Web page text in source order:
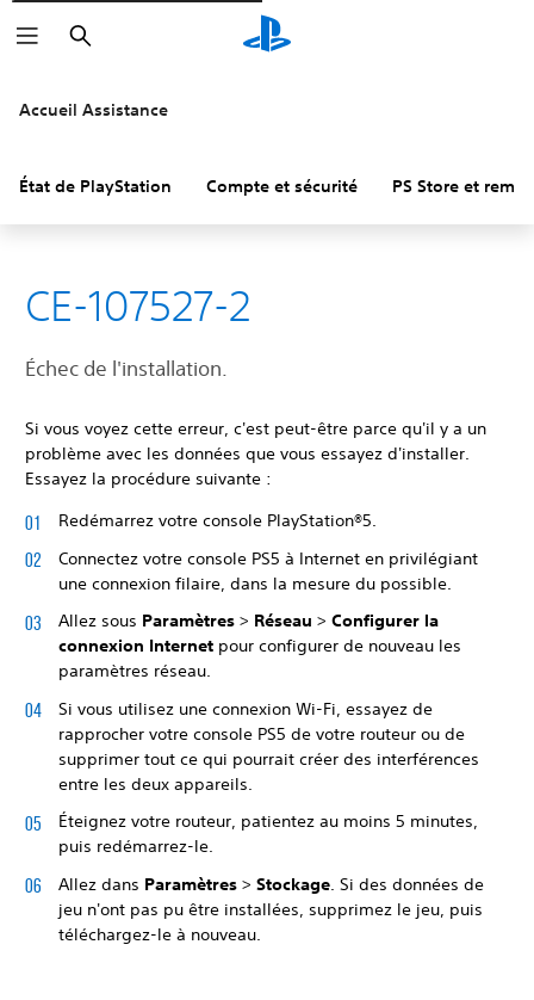
Rechercher
Accueil Assistance
État de PlayStation Compte et sécurité PS Store et
CE-107527-2
Échec de l'installation.
Si vous voyez cette erreur, c'est peut-être parce qu'il y a un
problème avec les données que vous essayez d'installer.
Essayez la procédure suivante :
Redémarrez votre console PlayStation®5.
Connectez votre console PS5 à Internet en privilégiant
une connexion filaire, dans la mesure du possible.
Allez sous Paramètres > Réseau > Configurer la
connexion Internet pour configurer de nouveau les
paramètres réseau.
Si vous utilisez une connexion Wi-Fi, essayez de
rapprocher votre console PS5 de votre routeur ou de
supprimer tout ce qui pourrait créer des interférences
entre les deux appareils.
Éteignez votre routeur, patientez au moins 5 minutes,
puis redémarrez-le.
Allez dans Paramètres > Stockage . Si des données de
jeu n'ont pas pu être installées, supprimez le jeu, puis
téléchargez-le à nouveau.